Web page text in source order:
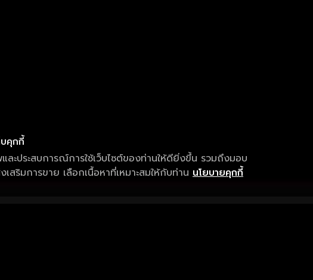
คุกกี้
ละประสบการณ์การใช้เว็บไซต์ของท่านให้ดียิ่งขึ้น รวมถึงมอบ
สริมการขาย เลือกเนื้อหาที่เหมาะสมให้กับท่าน นโยบายคุกกี้